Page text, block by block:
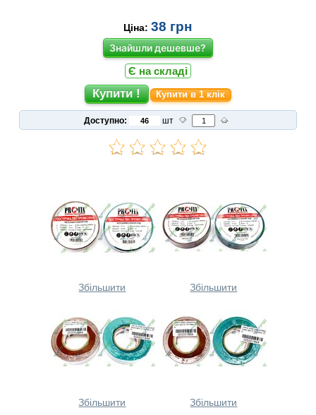
Ціна: 38 грн
Знайшли дешевше?
Є на складі
Купити в 1 клік
Доступно: шт
Збільшити Збільшити
Збільшити Збільшити